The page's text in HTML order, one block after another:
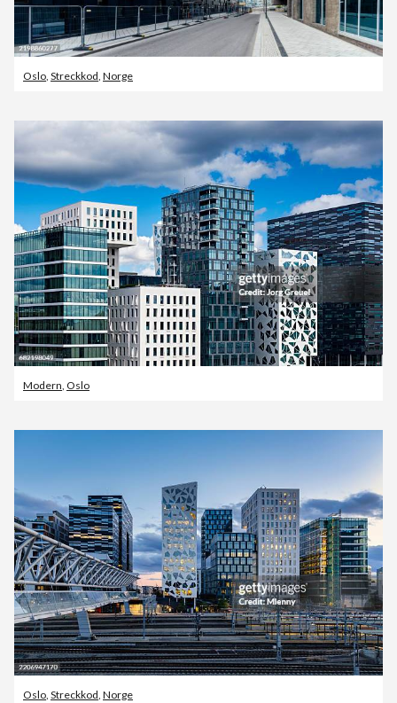
Oslo Streckkod Norge
Modern, Oslo
Oslo, Streckkod, Norge